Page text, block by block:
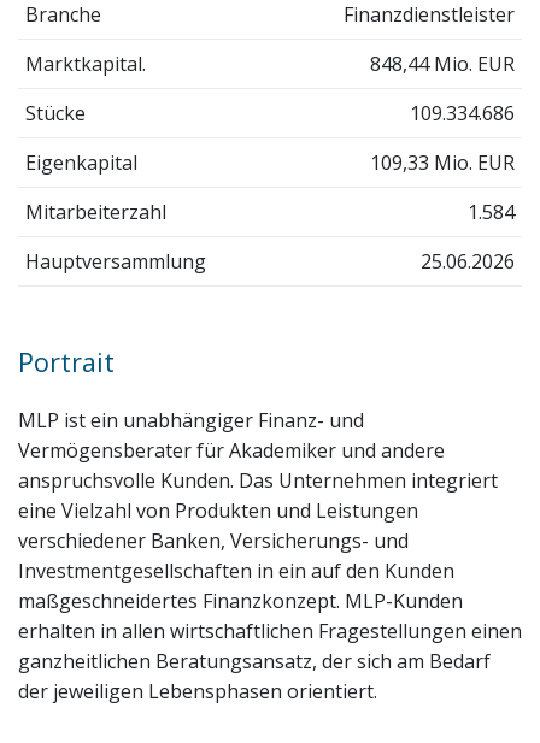
Branche
Finanzdienstleister
Marktkapital.
848,44 Mio. EUR
Stücke
109.334.686
Eigenkapital
109,33 Mio. EUR
Mitarbeiterzahl
1.584
Hauptversammlung
25.06.2026
Portrait
MLP ist ein unabhängiger Finanz- und
Vermögensberater für Akademiker und andere
anspruchsvolle Kunden. Das Unternehmen integriert
eine Vielzahl von Produkten und Leistungen
verschiedener Banken, Versicherungs- und
Investmentgesellschaften in ein auf den Kunden
maßgeschneidertes Finanzkonzept. MLP-Kunden
erhalten in allen wirtschaftlichen Fragestellungen einen
ganzheitlichen Beratungsansatz, der sich am Bedarf
der jeweiligen Lebensphasen orientiert.